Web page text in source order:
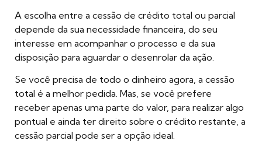
A escolha entre a cessão de crédito total ou parcial
depende da sua necessidade financeira, do seu
interesse em acompanhar o processo e da sua
disposição para aguardar o desenrolar da ação.
Se você precisa de todo o dinheiro agora, a cessão
total é a melhor pedida. Mas, se você prefere
receber apenas uma parte do valor, para realizar algo
pontual e ainda ter direito sobre o crédito restante, a
cessão parcial pode ser a opção ideal.